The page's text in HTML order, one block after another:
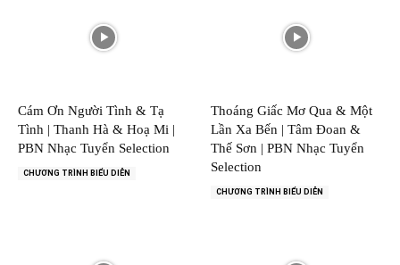
Cám Ơn Người Tình & Tạ
Tình | Thanh Hà & Hoạ Mi |
PBN Nhạc Tuyển Selection
CHƯƠNG TRÌNH BIỂU DIỄN
Thoáng Giấc Mơ Qua & Một
Lần Xa Bến | Tâm Đoan &
Thế Sơn | PBN Nhạc Tuyển
Selection
CHƯƠNG TRÌNH BIỂU DIỄN